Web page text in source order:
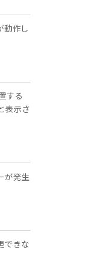
動作し
する
表示さ
が発生
できな